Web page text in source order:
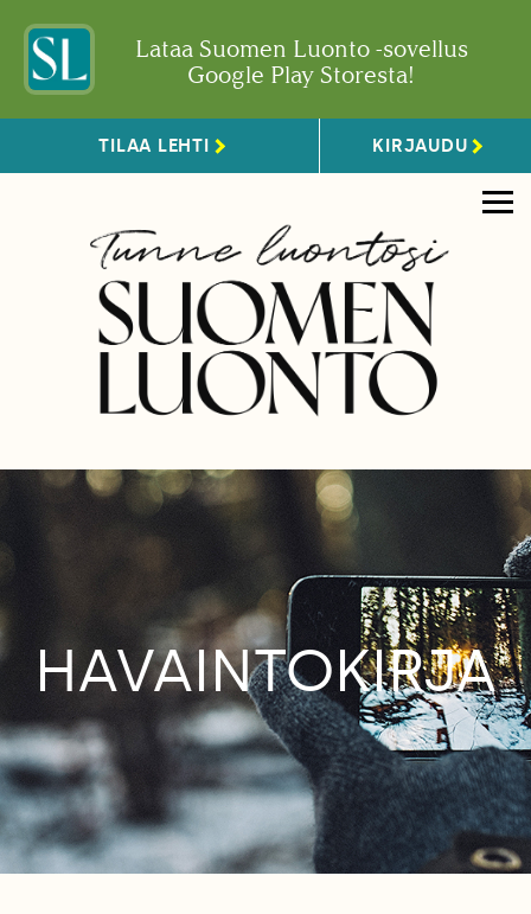
Lataa Suomen Luonto -sovellus
Google Play Storesta!
TILAA LEHTI KIRJAUDU
HAVAINTOKIRJA